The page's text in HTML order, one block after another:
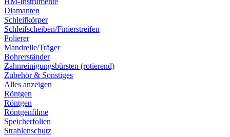
Diamanten
Schleifkörper
Schleifscheiben/Finierstreifen
Polierer
Mandrelle/Träger
Bohrerständer
Zahnreinigungsbürsten (rotierend)
Zubehör & Sonstiges
Alles anzeigen
Röntgen
Röntgen
Röntgenfilme
Speicherfolien
Strahlenschutz